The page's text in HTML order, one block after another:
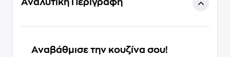
Αναλυτική Περιγραφή
Αναβάθμισε την κουζίνα σου!